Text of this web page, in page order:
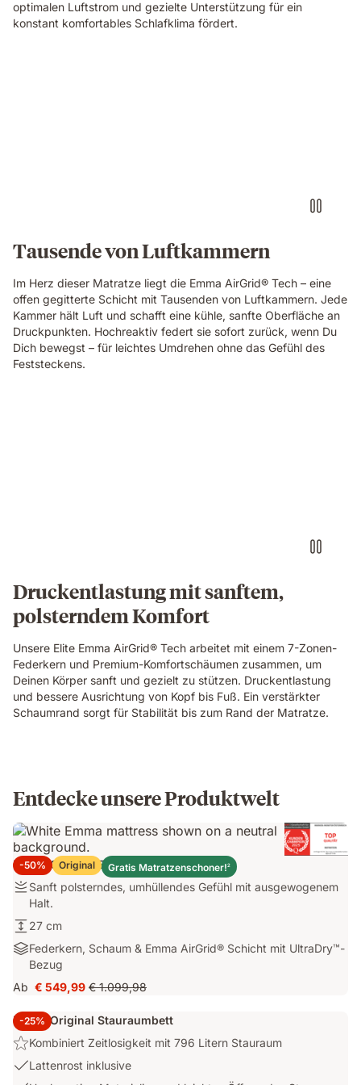
cell
optimalen Luftstrom und gezielte Unterstützung für ein
konstant komfortables Schlafklima fördert.
fibrous
showing
the
material
technology
of
the
Tausende von Luftkammern
Im Herz dieser Matratze liegt die Emma AirGrid® Tech – eine
offen gegitterte Schicht mit Tausenden von Luftkammern. Jede
Kammer hält Luft und schafft eine kühle, sanfte Oberfläche an
Druckpunkten. Hochreaktiv federt sie sofort zurück, wenn Du
Dich bewegst – für leichtes Umdrehen ohne das Gefühl des
Feststeckens.
foam
layer
of
the
Emma
Original
Elite
mattress,
Druckentlastung mit sanftem,
polsterndem Komfort
Unsere Elite Emma AirGrid® Tech arbeitet mit einem 7-Zonen-
Federkern und Premium-Komfortschäumen zusammen, um
Deinen Körper sanft und gezielt zu stützen. Druckentlastung
und bessere Ausrichtung von Kopf bis Fuß. Ein verstärkter
Schaumrand sorgt für Stabilität bis zum Rand der Matratze.
Entdecke unsere Produktwelt
-50% Original Gratis Matratzenschoner!2
Emma Original Elite Matratze
Festigkeit:
Sanft
polsterndes,
umhüllendes
Gefühl
ausgewogenem
Sanft polsterndes, umhüllendes Gefühl mit ausgewogenem
Halt.
Höhe:
27
cm
27 cm
Materialien:
Federkern,
Schaum
&
Emma
AirGrid®
Schicht
mit
Federkern, Schaum & Emma AirGrid® Schicht mit UltraDry™-
Bezug
Ab Preis
€ 549,99
€ 549,99 Ursprünglicher
€ 1.099,98
€ 1.099,98
-25%
Emma Original Stauraumbett
Highlight:
Kombiniert
Zeitlosigkeit
Kombiniert Zeitlosigkeit mit 796 Litern Stauraum
USPLattenrost inklusive